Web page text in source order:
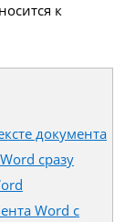
к
документа
сразу
Word с